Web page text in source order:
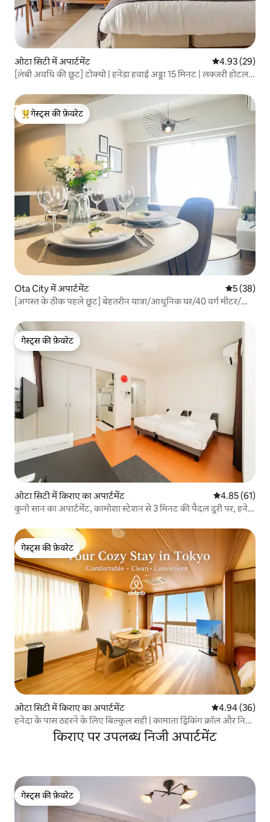
ओटा सिटी में अपार्टमेंट औसत रेटिंग 5 में
4.93 (29)
[लंबी अवधि की छूट] टोक्यो | हनेडा हवाई अड्डा 15 मिनट | लक्जरी होटल |
गेस्ट्स का टॉप फ़ेवरेट
गेस्ट्स की फ़ेवरेट
Ota City में अपार्टमेंट औसत रेटिंग
5 (38)
[अगस्त के ठीक पहले छूट] बेहतरीन यात्रा/आधुनिक घर/40 वर्ग मीटर/
लिए किफायती
गेस्ट्स की फ़ेवरेट
गेस्ट्स की फ़ेवरेट
ओटा सिटी में किराए का अपार्टमेंट औसत रेटिंग 5 में
4.85 (61)
कुनो सान का अपार्टमेंट, कामोशा स्टेशन से 3 मिनट की पैदल दूरी पर, हनेदा
बर्तनों से सुसज्जित, सिंगल।
गेस्ट्स की फ़ेवरेट
गेस्ट्स की फ़ेवरेट
ओटा सिटी में किराए का अपार्टमेंट औसत रेटिंग 5 में
4.94 (36)
हनेदा के पास ठहरने के लिए बिल्कुल सही | कामाता ड्रिंकिंग क्रॉल और निजी
ठहरने की जगहकिराए पर उपलब्ध निजी अपार्टमेंट
गेस्ट्स की फ़ेवरेट
गेस्ट्स की फ़ेवरेट